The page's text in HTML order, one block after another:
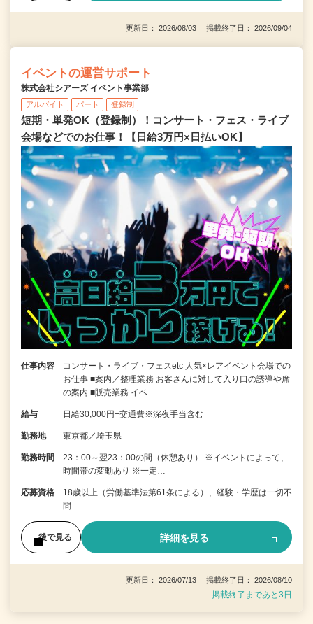
更新日： 2026/08/03 掲載終了日： 2026/09/04
イベントの運営サポート
株式会社シアーズ イベント事業部
アルバイト パート 登録制
短期・単発OK（登録制）！コンサート・フェス・ライブ
会場などでのお仕事！【日給3万円×日払いOK】
仕事内容
コンサート・ライブ・フェスetc 人気×レアイベント会場での
お仕事 ■案内／整理業務 お客さんに対して入り口の誘導や席
の案内 ■販売業務 イベ…
給与 日給30,000円+交通費※深夜手当含む
勤務地 東京都／埼玉県
勤務時間
23：00～翌23：00の間（休憩あり） ※イベントによって、
時間帯の変動あり ※一定…
応募資格
18歳以上（労働基準法第61条による）、経験・学歴は一切不
問
後で見る 詳細を見る
更新日： 2026/07/13 掲載終了日： 2026/08/10
掲載終了まであと3日